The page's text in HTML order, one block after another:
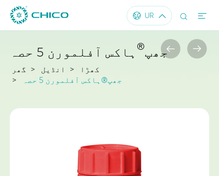
 UR   
جھپ® ہاکس آفلمورن 5 حصہ
گھر انڈیل
کھڑا
جھپ®ہاکس آفلمورن 5 حصہ
 